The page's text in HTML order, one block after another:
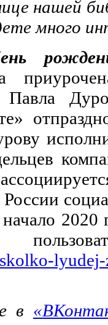
нашей
много
Павла
2020
в